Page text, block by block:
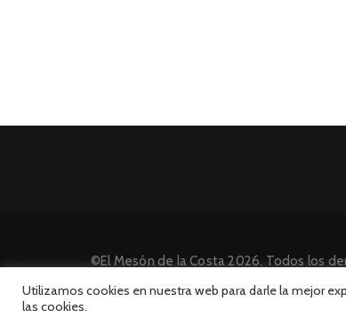
©El Mesón de la Costa 2026. Todos los
Desarrollado por INFORmedia
Utilizamos cookies en nuestra web para darle la mejor
las cookies.